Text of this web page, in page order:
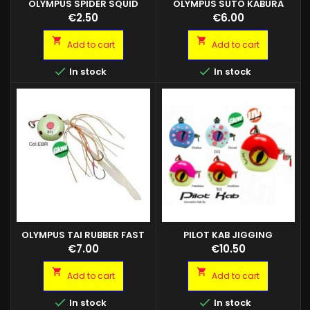
OLYMPUS SPIDER SQUID
CM.6.5
Price
€2.50
 Add to cart
 In stock
OLYMPUS SUTO KABURA
Price
€6.00
 Add to cart
 In stock
OLYMPUS TAI RUBBER FAST
Price
€7.00
 Add to cart
 In stock
PILOT KAB JIGGING
GHOST PILOT KAB 200GR
COL.RED SHINE GHOST PILOT
KAB 250GR COL.RED SHINE
GHOST PILOT KAB 300GR
COL.RED SHINE GHOST PILOT
Price
€10.50
 Add to cart
 In stock